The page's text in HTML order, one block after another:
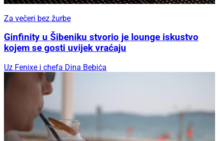
Za večeri bez žurbe
Ginfinity u Šibeniku stvorio je lounge iskustvo
kojem se gosti uvijek vraćaju
Uz Fenixe i chefa Dina Bebića